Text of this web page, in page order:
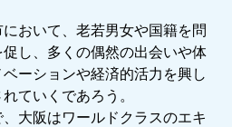
おいて、老若男女や国籍を問
し、多くの偶然の出会いや体
ーションや経済的活力を興し
ていくであろう。
大阪はワールドクラスのエキ